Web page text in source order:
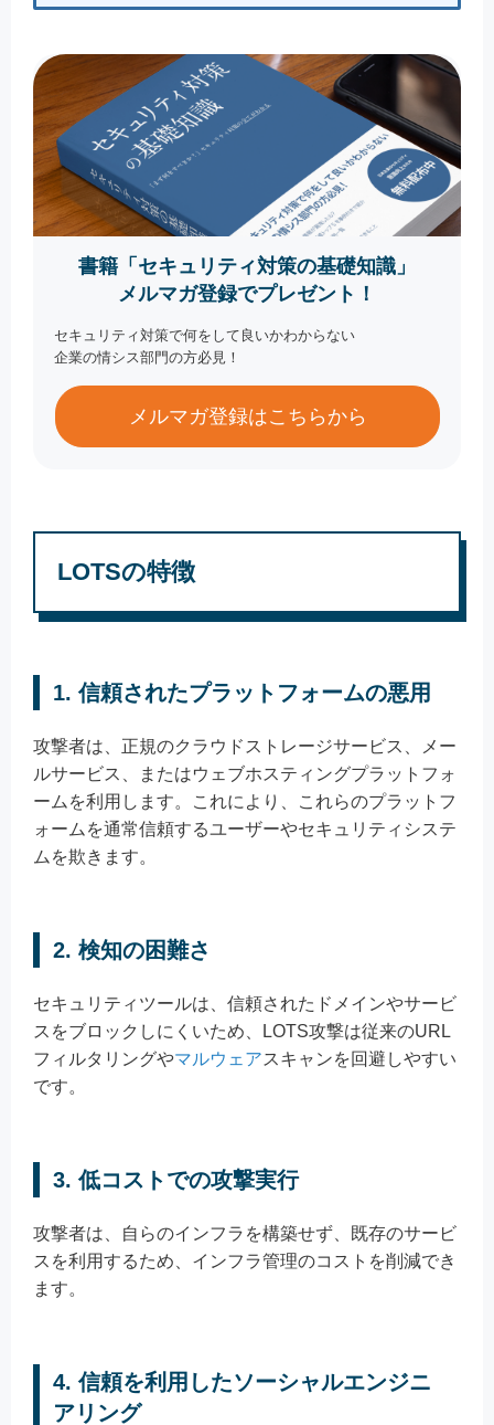
書籍「セキュリティ対策の基礎知識」
メルマガ登録でプレゼント！
セキュリティ対策で何をして良いかわからない
企業の情シス部門の方必見！
メルマガ登録はこちらから
LOTSの特徴
1.信頼されたプラットフォームの悪用
攻撃者は、正規のクラウドストレージサービス、メー
ルサービス、またはウェブホスティングプラットフォ
ームを利用します。これにより、これらのプラットフ
ォームを通常信頼するユーザーやセキュリティシステ
ムを欺きます。
2. 検知の困難さ
セキュリティツールは、信頼されたドメインやサービ
スをブロックしにくいため、LOTS攻撃は従来のURL
フィルタリングやマルウェアスキャンを回避しやすい
です。
3.低コストでの攻撃実行
攻撃者は、自らのインフラを構築せず、既存のサービ
スを利用するため、インフラ管理のコストを削減でき
ます。
4.信頼を利用したソーシャルエンジニ
アリング